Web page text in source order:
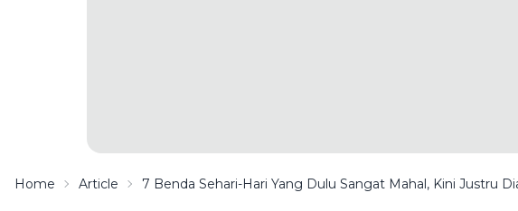
Home Article 7 Benda Sehari-Hari Yang Dulu Sangat Mahal, Kini Justru